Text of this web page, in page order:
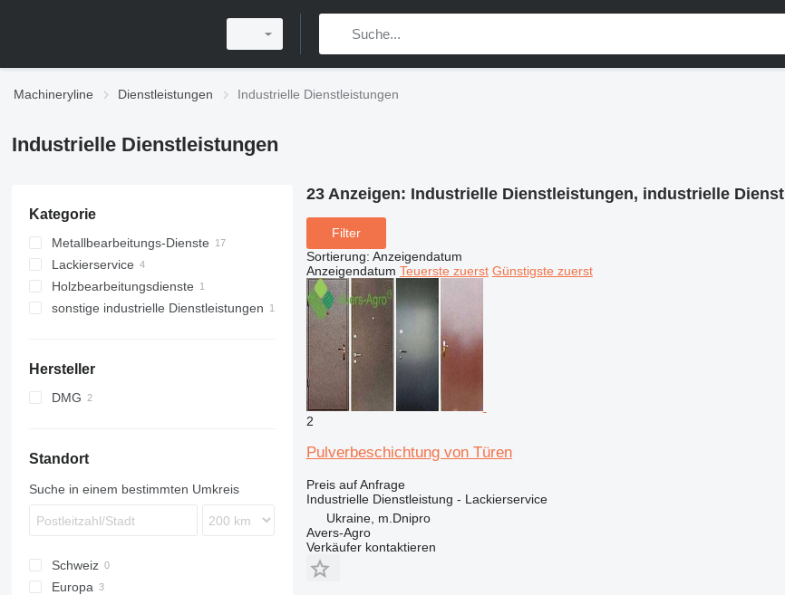
Machineryline Dienstleistungen Industrielle Dienstleistungen
Industrielle Dienstleistungen
Kategorie
Metallbearbeitungs-Dienste
Lackierservice
Holzbearbeitungsdienste
sonstige industrielle Dienstleistungen
Hersteller
DMG
Standort
Suche in einem bestimmten Umkreis
Schweiz
Europa
23 Anzeigen: Industrielle Dienstleistungen, industrielle Dienst
Filter
Sortierung: Anzeigendatum
Anzeigendatum Teuerste zuerst Günstigste zuerst
2
Pulverbeschichtung von Türen
Preis auf Anfrage
Industrielle Dienstleistung - Lackierservice
Ukraine, m.Dnipro
Avers-Agro
Verkäufer kontaktieren